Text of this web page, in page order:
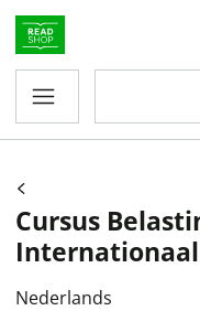
Cursus
Nederlands